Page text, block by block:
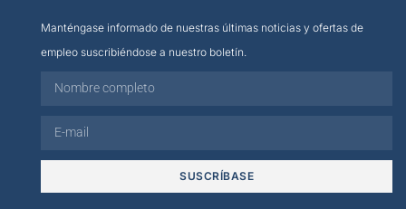
Manténgase informado de nuestras últimas noticias y ofertas de
empleo suscribiéndose a nuestro boletín.
SUSCRÍBASE